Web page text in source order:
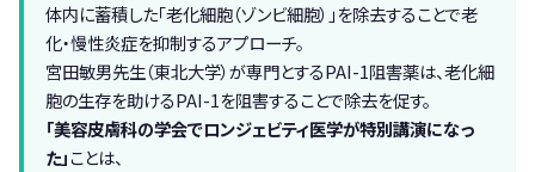
体内に蓄積した「老化細胞（ゾンビ細胞）」を除去することで老
化・慢性炎症を抑制するアプローチ。
宮田敏男先生（東北大学）が専門とするPAI-1阻害薬は、老化細
胞の生存を助けるPAI-1を阻害することで除去を促す。
「美容皮膚科の学会でロンジェビティ医学が特別講演になっ
た」ことは、